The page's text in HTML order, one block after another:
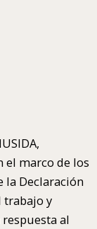
el marco de los
la Declaración
trabajo y
al